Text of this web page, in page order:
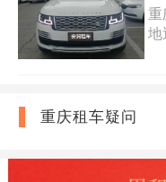
费
格
据
格
确
重
地
重庆租车疑问